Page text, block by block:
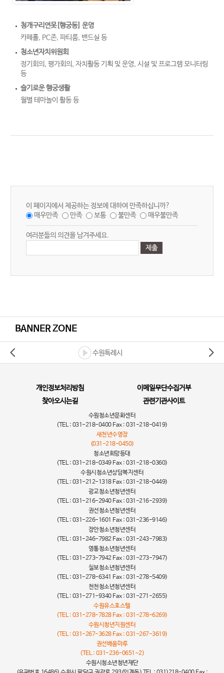
청개구리연못[행궁동] 운영
카페홀, PC존, 파티룸, 밴드실 등
청소년자치위원회
정기회의, 평가회의, 자치활동 기획 및 운영, 시설 및 프로그램 모니터링
등
슬기로운 행궁생활
월별 테마놀이 활동 등
이 페이지에서 제공하는 정보에 대하여 만족하십니까?
매우만족
만족 보통 불만족 매우불만족
여러분들의 의견을 남겨주세요.
BANNER ZONE
수원특례시
개인정보처리방침
이메일무단수집거부
찾아오시는길
관련기관사이트
수원청소년문화센터
(TEL : 031-218-0400 Fax : 031-218-0419)
새천년수영장
(031-218-0450)
청소년희망등대
(TEL : 031-218-0349 Fax : 031-218-0360)
수원시청소년상담복지센터
(TEL : 031-212-1318 Fax : 031-218-0449)
광교청소년청년센터
(TEL : 031-216-2940 Fax : 031-216-2939)
권선청소년청년센터
(TEL : 031-226-1601 Fax : 031-236-9146)
장안청소년청년센터
(TEL : 031-246-7982 Fax : 031-243-7983)
영통청소년청년센터
(TEL : 031-273-7942 Fax : 031-273-7947)
칠보청소년청년센터
(TEL : 031-278-6341 Fax : 031-278-5409)
천천청소년청년센터
(TEL : 031-271-9340 Fax : 031-271-2655)
수원유스호스텔
(TEL : 031-278-7828 Fax : 031-278-6269)
수원시청년지원센터
(TEL : 031-267-3628 Fax : 031-267-3619)
권선배움마루
(TEL : 031-236-0651~2)
수원시청소년청년재단